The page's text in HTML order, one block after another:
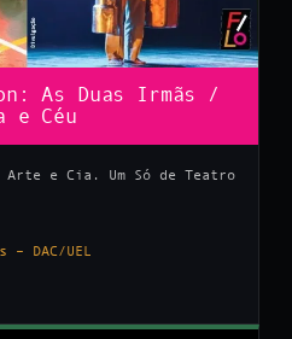
As Duas Irmãs /
e Céu
Arte e Cia. Um Só de Teatro
DAC/UEL